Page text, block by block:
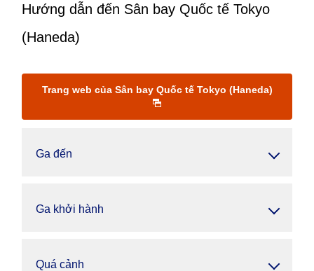
Hướng dẫn đến Sân bay Quốc tế Tokyo
(Haneda)
Trang web của Sân bay Quốc tế Tokyo (Haneda)
Ga đến
Ga khởi hành
Quá cảnh